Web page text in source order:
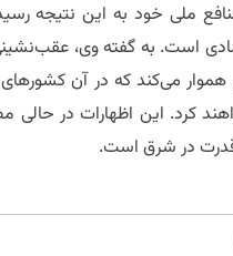
ملی خود به این نتیجه
است. به گفته وی، عقب‌نشینی
می‌کند که در آن
کرد. این اظهارات در حالی
قدرت در شرق است.